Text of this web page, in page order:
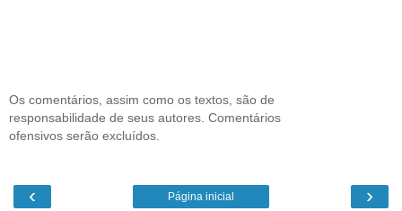
Os comentários, assim como os textos, são de
responsabilidade de seus autores. Comentários
ofensivos serão excluídos.
‹ ›
Página inicial